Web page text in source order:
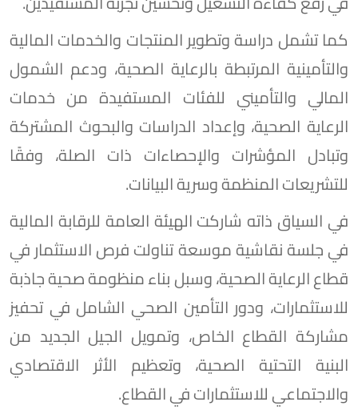
كما تشمل دراسة وتطوير المنتجات والخدمات المالية
والتأمينية المرتبطة بالرعاية الصحية، ودعم الشمول
المالي والتأميني للفئات المستفيدة من خدمات
الرعاية الصحية، وإعداد الدراسات والبحوث المشتركة
وتبادل المؤشرات والإحصاءات ذات الصلة، وفقًا
للتشريعات المنظمة وسرية البيانات.
في السياق ذاته شاركت الهيئة العامة للرقابة المالية
في جلسة نقاشية موسعة تناولت فرص الاستثمار في
قطاع الرعاية الصحية، وسبل بناء منظومة صحية جاذبة
للاستثمارات، ودور التأمين الصحي الشامل في تحفيز
مشاركة القطاع الخاص، وتمويل الجيل الجديد من
البنية التحتية الصحية، وتعظيم الأثر الاقتصادي
والاجتماعي للاستثمارات في القطاع.